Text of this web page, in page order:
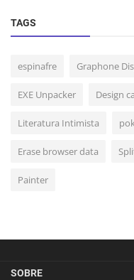
TAGS
espinafre Graphone
EXE Unpacker Design
Literatura Intimista
Erase browser data
Painter
SOBRE